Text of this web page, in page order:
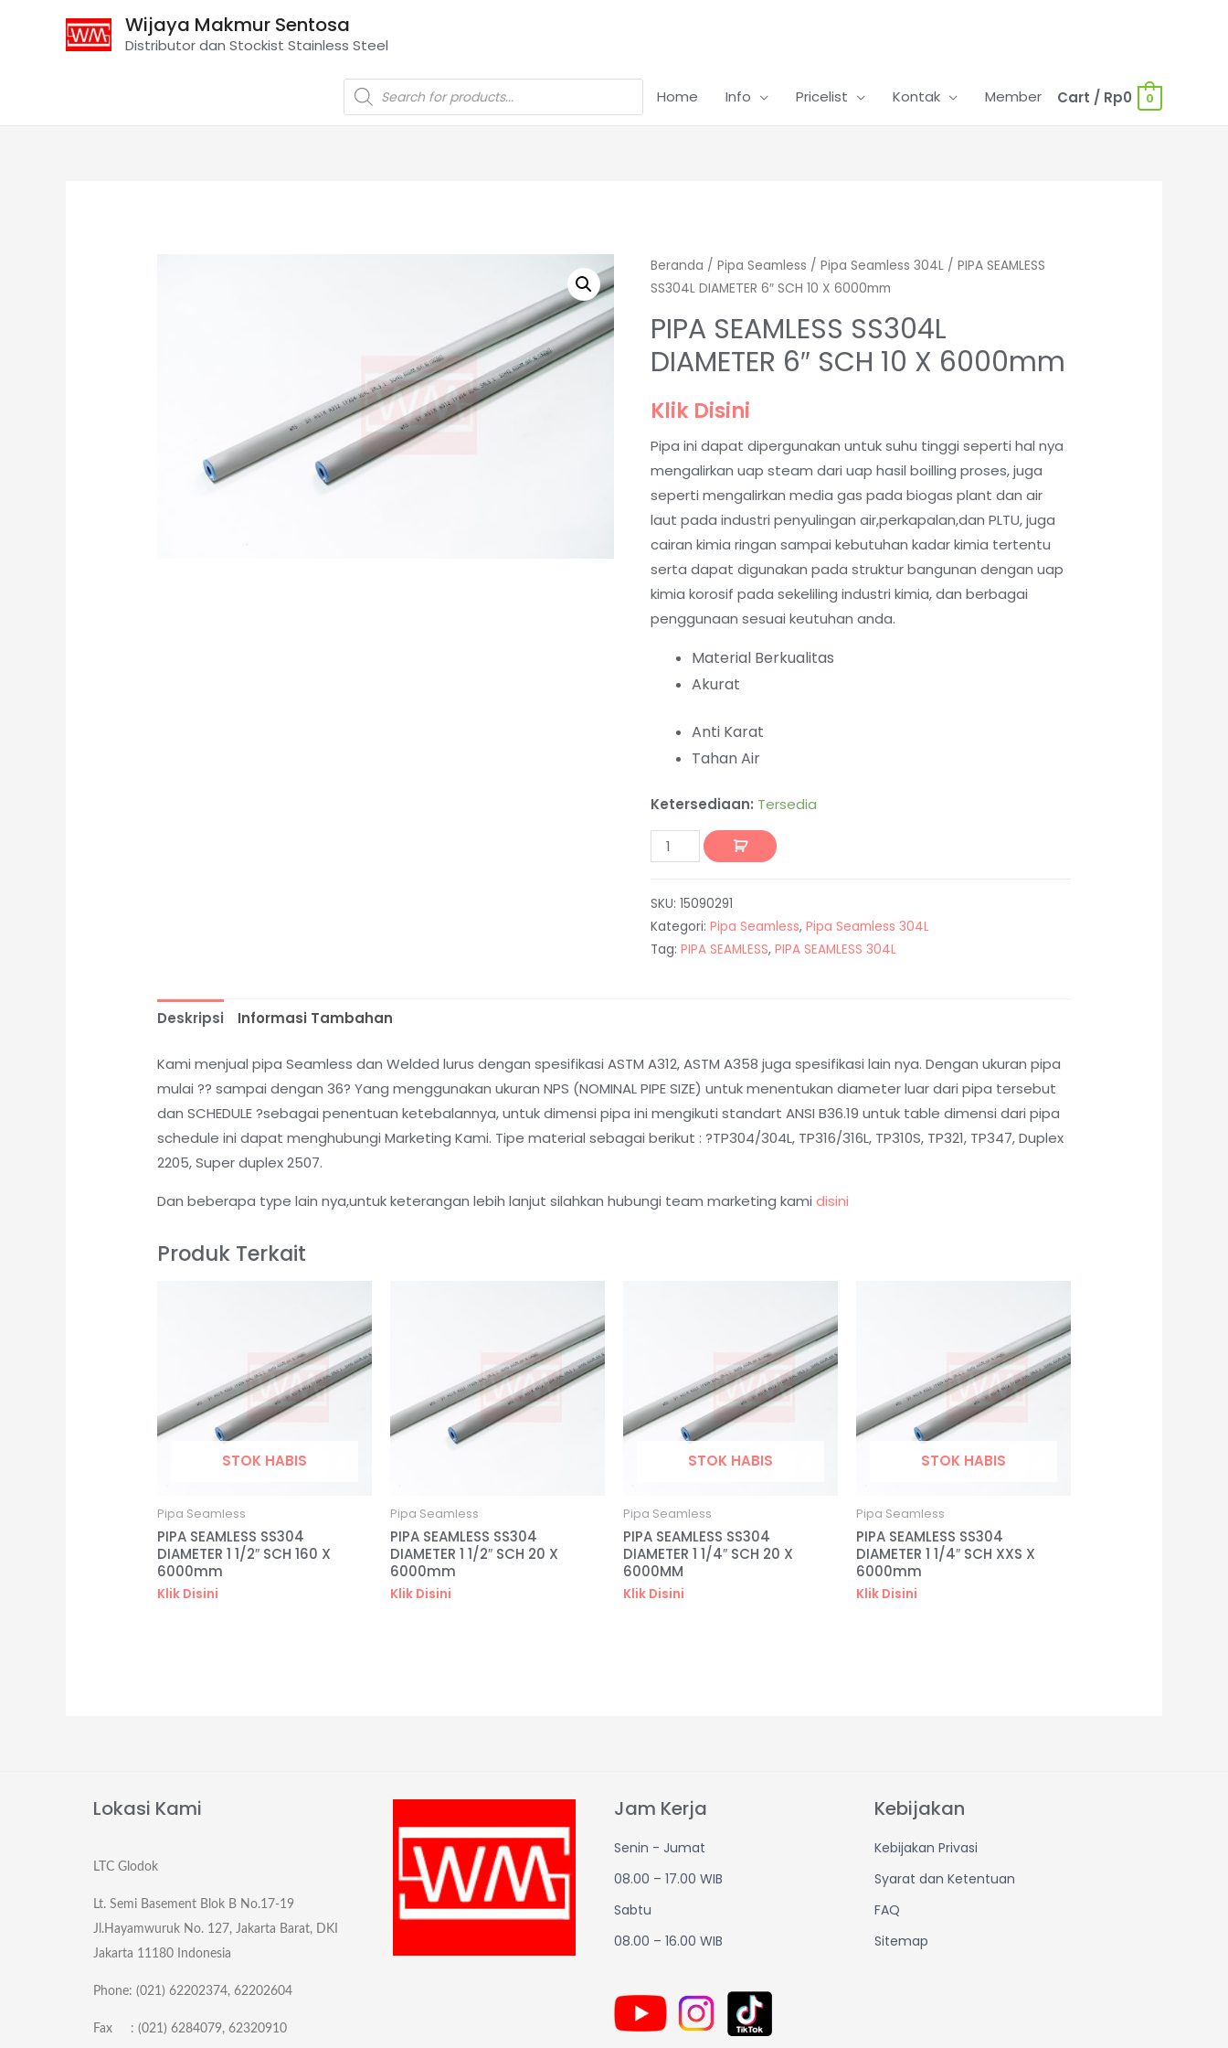
Wijaya Makmur Sentosa
Distributor dan Stockist Stainless Steel
Home Info Pricelist Kontak Member Cart / Rp0 0
Beranda / Pipa Seamless / Pipa Seamless 304L / PIPA SEAMLESS
SS304L DIAMETER 6″ SCH 10 X 6000mm
PIPA SEAMLESS SS304L
DIAMETER 6″ SCH 10 X 6000mm
Klik Disini
Pipa ini dapat dipergunakan untuk suhu tinggi seperti hal nya
mengalirkan uap steam dari uap hasil boilling proses, juga
seperti mengalirkan media gas pada biogas plant dan air
laut pada industri penyulingan air,perkapalan,dan PLTU, juga
cairan kimia ringan sampai kebutuhan kadar kimia tertentu
serta dapat digunakan pada struktur bangunan dengan uap
kimia korosif pada sekeliling industri kimia, dan berbagai
penggunaan sesuai keutuhan anda.
Material Berkualitas
Akurat
Anti Karat
Tahan Air
Ketersediaan: Tersedia
SKU: 15090291
Kategori: Pipa Seamless, Pipa Seamless 304L
Tag: PIPA SEAMLESS, PIPA SEAMLESS 304L
Deskripsi Informasi Tambahan
Kami menjual pipa Seamless dan Welded lurus dengan spesifikasi ASTM A312, ASTM A358 juga spesifikasi lain nya. Dengan ukuran pipa
mulai ?? sampai dengan 36? Yang menggunakan ukuran NPS (NOMINAL PIPE SIZE) untuk menentukan diameter luar dari pipa tersebut
dan SCHEDULE ?sebagai penentuan ketebalannya, untuk dimensi pipa ini mengikuti standart ANSI B36.19 untuk table dimensi dari pipa
schedule ini dapat menghubungi Marketing Kami. Tipe material sebagai berikut : ?TP304/304L, TP316/316L, TP310S, TP321, TP347, Duplex
2205, Super duplex 2507.
Dan beberapa type lain nya,untuk keterangan lebih lanjut silahkan hubungi team marketing kamidisini
Produk Terkait
STOK HABIS
Pipa Seamless
PIPA SEAMLESS SS304
DIAMETER 1 1/2″ SCH 160 X
6000mm
Klik Disini
Pipa Seamless
PIPA SEAMLESS SS304
DIAMETER 1 1/2″ SCH 20 X
6000mm
Klik Disini
STOK HABIS
Pipa Seamless
PIPA SEAMLESS SS304
DIAMETER 1 1/4″ SCH 20 X
6000MM
Klik Disini
STOK HABIS
Pipa Seamless
PIPA SEAMLESS SS304
DIAMETER 1 1/4″ SCH XXS X
6000mm
Klik Disini
Lokasi Kami
LTC Glodok
Lt. Semi Basement Blok B No.17-19
Jl.Hayamwuruk No. 127, Jakarta Barat, DKI
Jakarta 11180 Indonesia
Phone: (021) 62202374, 62202604
Fax : (021) 6284079, 62320910
Jam Kerja
Senin - Jumat
08.00 – 17.00 WIB
Sabtu
08.00 – 16.00 WIB
Kebijakan
Kebijakan Privasi
Syarat dan Ketentuan
FAQ
Sitemap